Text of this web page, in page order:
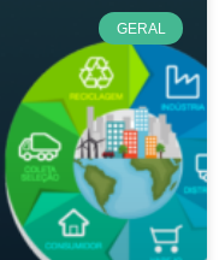
GERAL